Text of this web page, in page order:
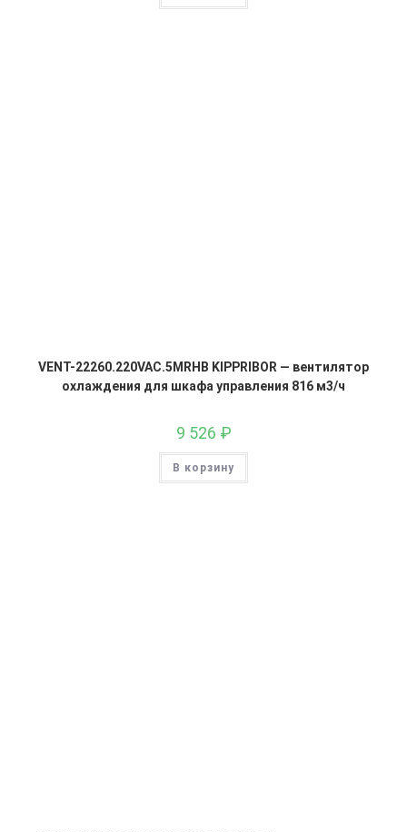
VENT-22260.220VAC.5MRHB KIPPRIBOR — вентилятор
охлаждения для шкафа управления 816 м3/ч
9 526 ₽
В корзину